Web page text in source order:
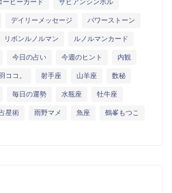
ーヒーカード サビアンシンボル
デイリーメッセージ パワーストーン
リボンルノルマン ルノルマンカード
今日の占い 今週のヒント 内観
ココ。 射手座 山羊座 数秘
毎日の運勢 水瓶座 牡牛座
星術 雨野マメ 魚座 鶴峯もつこ